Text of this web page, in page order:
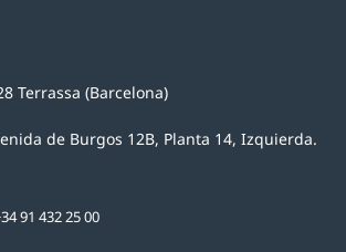
Terrassa (Barcelona)
de Burgos 12B, Planta 14, Izquierda.
91 432 25 00